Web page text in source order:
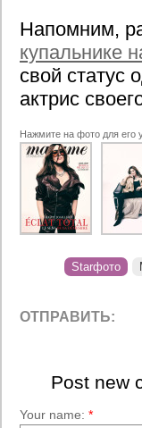
Напомним,
купальнике
свой статус
актрис
Нажмите на фото для его
Starфото
ОТПРАВИТЬ:
Post new
Your name: *